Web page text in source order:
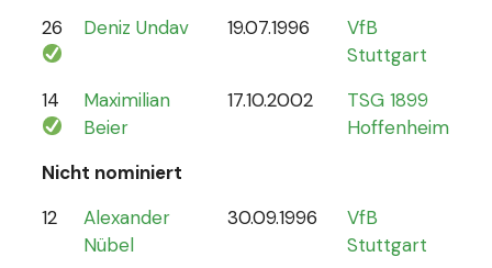
26 Deniz Undav 19.07.1996
VfB
Stuttgart
14
Maximilian
Beier
17.10.2002
TSG 1899
Hoffenheim
Nicht nominiert
12
Alexander
Nübel
30.09.1996
VfB
Stuttgart